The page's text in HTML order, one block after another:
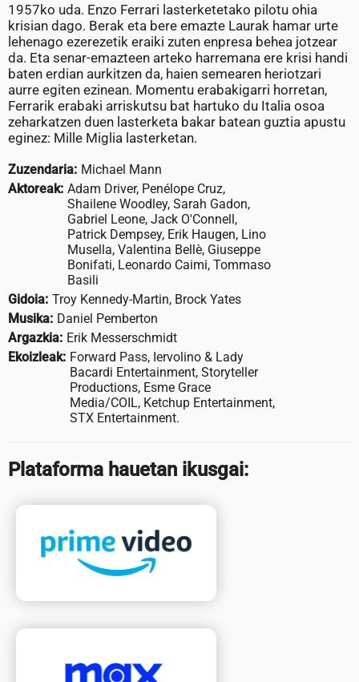
1957ko uda. Enzo Ferrari lasterketetako pilotu ohia
krisian dago. Berak eta bere emazte Laurak hamar urte
lehenago ezerezetik eraiki zuten enpresa behea jotzear
da. Eta senar-emazteen arteko harremana ere krisi handi
baten erdian aurkitzen da, haien semearen heriotzari
aurre egiten ezinean. Momentu erabakigarri horretan,
Ferrarik erabaki arriskutsu bat hartuko du Italia osoa
zeharkatzen duen lasterketa bakar batean guztia apustu
eginez: Mille Miglia lasterketan.
Zuzendaria: Michael Mann
Aktoreak: Adam Driver, Penélope Cruz,
Shailene Woodley, Sarah Gadon,
Gabriel Leone, Jack O'Connell,
Patrick Dempsey, Erik Haugen, Lino
Musella, Valentina Bellè, Giuseppe
Bonifati, Leonardo Caimi, Tommaso
Basili
Gidoia: Troy Kennedy-Martin, Brock Yates
Musika: Daniel Pemberton
Argazkia: Erik Messerschmidt
Ekoizleak: Forward Pass, Iervolino & Lady
Bacardi Entertainment, Storyteller
Productions, Esme Grace
Media/COIL, Ketchup Entertainment,
STX Entertainment.
Plataforma hauetan ikusgai: